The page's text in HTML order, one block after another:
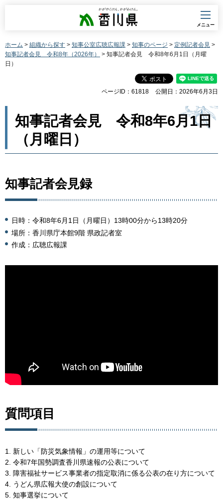
香川県
メニュー
ホーム > 組織から探す > 知事公室広聴広報課 > 知事のページ > 定例記者会見 >
知事記者会見 令和8年（2026年）
> 知事記者会見 令和8年6月1日（月曜
日）
ページID：61818 公開日：2026年6月3日
知事記者会見 令和8年6月1日
（月曜日）
知事記者会見録
日時：令和8年6月1日（月曜日）13時00分から13時20分
場所：香川県庁本館9階 県政記者室
作成：広聴広報課
質問項目
1. 新しい「防災気象情報」の運用等について
2. 令和7年国勢調査香川県速報の公表について
3. 障害福祉サービス事業者の指定取消に係る公表の在り方について
4. うどん県広報大使の創設について
5. 知事選挙について